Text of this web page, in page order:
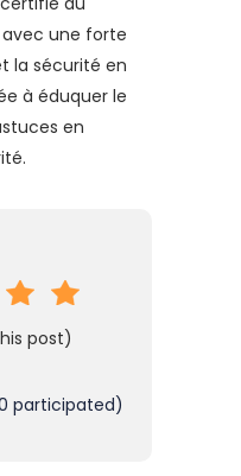
une forte
la sécurité en
à éduquer le
en
post)
participated)